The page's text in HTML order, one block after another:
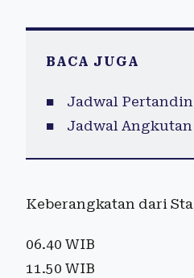
BACA JUGA
Jadwal
Jadwal Angkutan
Keberangkatan dari
06.40 WIB
11.50 WIB